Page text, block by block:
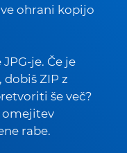
ohrani kopijo
je. Če je
ZIP z
še več?
omejitev
rabe.